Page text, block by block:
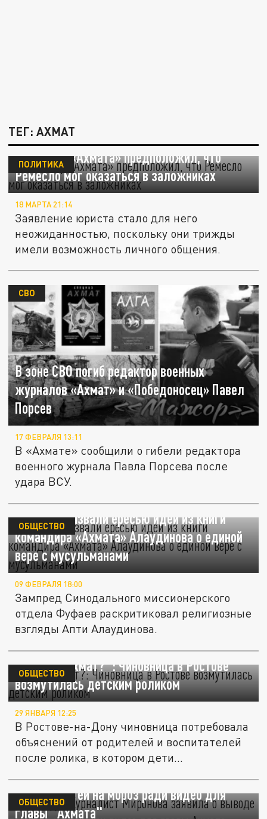
ТЕГ: АХМАТ
Командир «Ахмата» предположил, что
Ремесло мог оказаться в заложниках
ПОЛИТИКА
18 МАРТА 21:14
Заявление юриста стало для него
неожиданностью, поскольку они трижды
имели возможность личного общения.
В зоне СВО погиб редактор военных
журналов «Ахмат» и «Победоносец» Павел
Порсев
СВО
17 ФЕВРАЛЯ 13:11
В «Ахмате» сообщили о гибели редактора
военного журнала Павла Порсева после
удара ВСУ.
В Церкви назвали ересью идеи из книги
командира «Ахмата» Алаудинова о единой
вере с мусульманами
ОБЩЕСТВО
09 ФЕВРАЛЯ 18:00
Зампред Синодального миссионерского
отдела Фуфаев раскритиковал религиозные
взгляды Апти Алаудинова.
"Что за "Ахмат?": Чиновница в Ростове
возмутилась детским роликом
ОБЩЕСТВО
29 ЯНВАРЯ 12:25
В Ростове-на-Дону чиновница потребовала
объяснений от родителей и воспитателей
после ролика, в котором дети...
Лента.ру: Журналист Миронова заявила о
выводе детей на мороз ради видео для
главы "Ахмата"
ОБЩЕСТВО